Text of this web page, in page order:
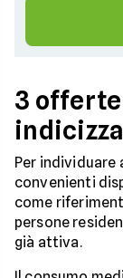
3
Per
convenienti
come
persone
già attiva.